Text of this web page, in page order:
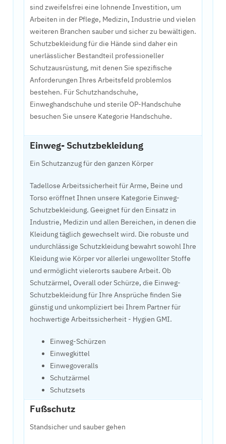
sind zweifelsfrei eine lohnende Investition, um
Arbeiten in der Pflege, Medizin, Industrie und vielen
weiteren Branchen sauber und sicher zu bewältigen.
Schutzbekleidung für die Hände sind daher ein
unerlässlicher Bestandteil professioneller
Schutzausrüstung, mit denen Sie spezifische
Anforderungen Ihres Arbeitsfeld problemlos
bestehen. Für Schutzhandschuhe,
Einweghandschuhe und sterile OP-Handschuhe
besuchen Sie unsere Kategorie Handschuhe.
Einweg- Schutzbekleidung
Ein Schutzanzug für den ganzen Körper
Tadellose Arbeitssicherheit für Arme, Beine und
Torso eröffnet Ihnen unsere Kategorie Einweg-
Schutzbekleidung. Geeignet für den Einsatz in
Industrie, Medizin und allen Bereichen, in denen die
Kleidung täglich gewechselt wird. Die robuste und
undurchlässige Schutzkleidung bewahrt sowohl Ihre
Kleidung wie Körper vor allerlei ungewollter Stoffe
und ermöglicht vielerorts saubere Arbeit. Ob
Schutzärmel, Overall oder Schürze, die Einweg-
Schutzbekleidung für Ihre Ansprüche finden Sie
günstig und unkompliziert bei Ihrem Partner für
hochwertige Arbeitssicherheit - Hygien GMI.
Einweg-Schürzen
Einwegkittel
Einwegoveralls
Schutzärmel
Schutzsets
Fußschutz
Standsicher und sauber gehen